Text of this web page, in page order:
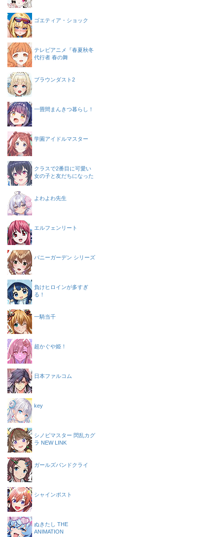
ゴエティア・ショック
テレビアニメ『春夏秋冬
代行者 春の舞
ブラウンダスト2
一畳間まんきつ暮らし！
学園アイドルマスター
クラスで2番目に可愛い
女の子と友だちになった
よわよわ先生
エルフェンリート
バニーガーデン シリーズ
負けヒロインが多すぎ
る！
一騎当千
超かぐや姫！
日本ファルコム
key
シノビマスター 閃乱カグ
ラ NEW LINK
ガールズバンドクライ
シャインポスト
ぬきたし THE
ANIMATION